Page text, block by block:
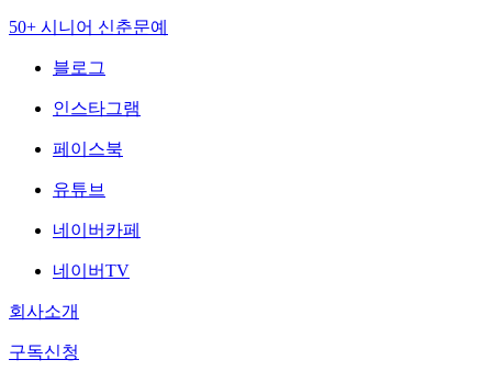
50+ 시니어 신춘문예
블로그
인스타그램
페이스북
유튜브
네이버카페
네이버TV
회사소개
구독신청